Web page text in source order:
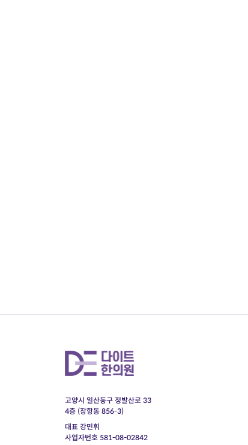
고양시 일산동구 정발산로 33
4층 (장항동 856-3)
대표 강민휘
사업자번호 581-08-02842